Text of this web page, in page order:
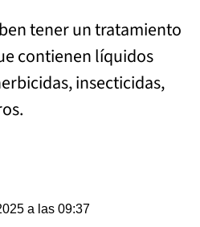
tener un tratamiento
contienen líquidos
insecticidas,
a las 09:37